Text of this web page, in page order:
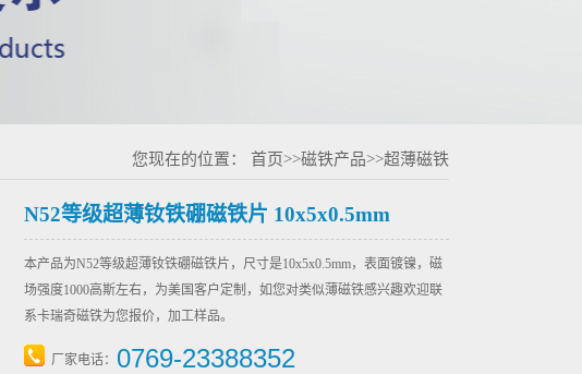
您现在的位置： 首页>>磁铁产品>>超薄磁铁
N52等级超薄钕铁硼磁铁片 10x5x0.5mm
本产品为N52等级超薄钕铁硼磁铁片，尺寸是10x5x0.5mm，表面镀镍，磁
场强度1000高斯左右，为美国客户定制，如您对类似薄磁铁感兴趣欢迎联
系卡瑞奇磁铁为您报价，加工样品。
厂家电话： 0769-23388352